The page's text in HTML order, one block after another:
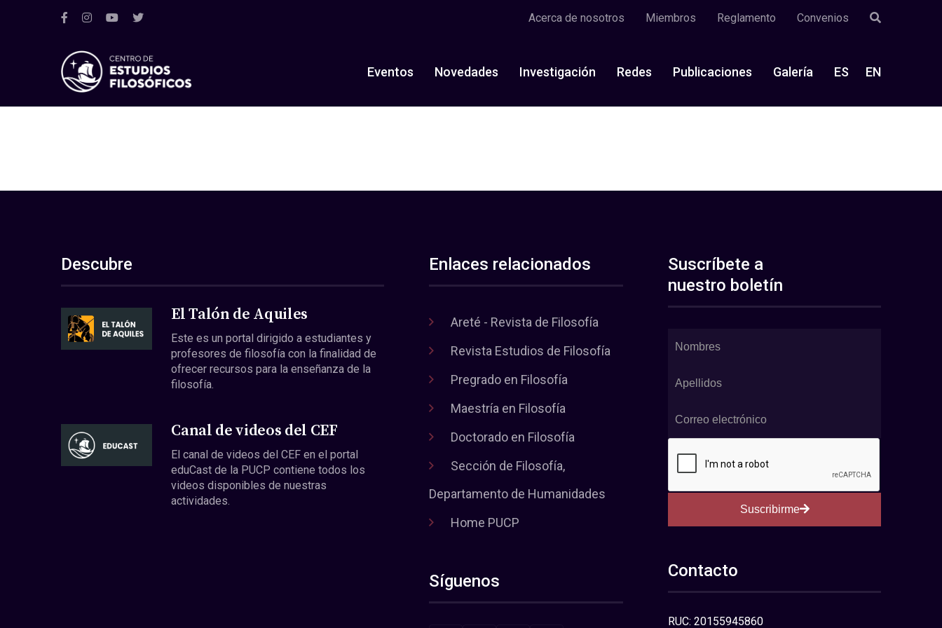
Acerca de nosotros Miembros Reglamento Convenios
Eventos Novedades Investigación Redes Publicaciones Galería ES EN
Descubre
El Talón de Aquiles
Este es un portal dirigido a estudiantes y
profesores de filosofía con la finalidad de
ofrecer recursos para la enseñanza de la
filosofía.
Canal de videos del CEF
El canal de videos del CEF en el portal
eduCast de la PUCP contiene todos los
videos disponibles de nuestras
actividades.
Enlaces relacionados
Areté - Revista de Filosofía
Revista Estudios de Filosofía
Pregrado en Filosofía
Maestría en Filosofía
Doctorado en Filosofía
Sección de Filosofía,
Departamento de Humanidades
Home PUCP
Síguenos
Suscríbete a
nuestro boletín
Suscribirme
Contacto
RUC: 20155945860